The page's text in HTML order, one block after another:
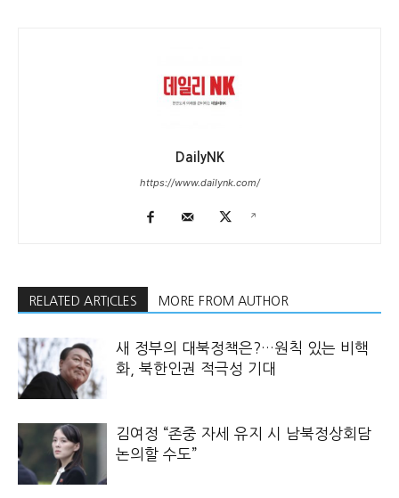
DailyNK
https://www.dailynk.com/
RELATED ARTICLES MORE FROM AUTHOR
새 정부의 대북정책은?…원칙 있는 비핵
화, 북한인권 적극성 기대
김여정 “존중 자세 유지 시 남북정상회담
논의할 수도”